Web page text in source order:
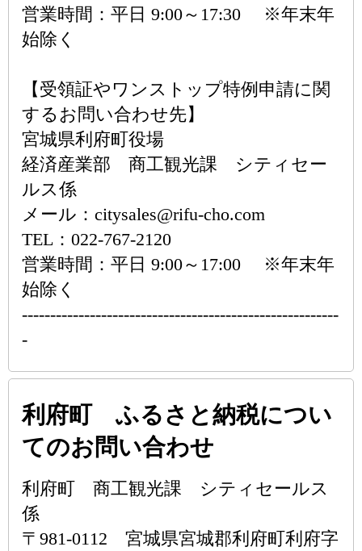
営業時間：平日 9:00～17:30 ※年末年
始除く
【受領証やワンストップ特例申請に関
するお問い合わせ先】
宮城県利府町役場
経済産業部 商工観光課 シティセー
ルス係
メール：citysales@rifu-cho.com
TEL：022-767-2120
営業時間：平日 9:00～17:00 ※年末年
始除く
--------------------------------------------------------
-
利府町 ふるさと納税につい
てのお問い合わせ
利府町 商工観光課 シティセールス
係
〒981-0112 宮城県宮城郡利府町利府字